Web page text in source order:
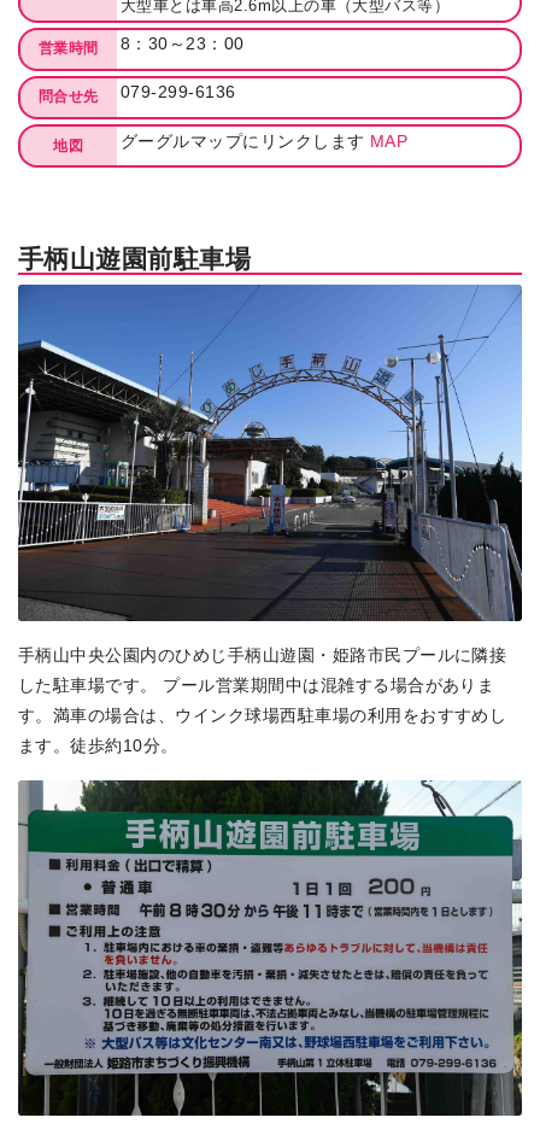
大型車とは車高2.6m以上の車（大型バス等）
営業時間 8：30～23：00
問合せ先 079-299-6136
地図 グーグルマップにリンクします MAP
手柄山遊園前駐車場
手柄山中央公園内のひめじ手柄山遊園・姫路市民プールに隣接
した駐車場です。 プール営業期間中は混雑する場合がありま
す。満車の場合は、ウインク球場西駐車場の利用をおすすめし
ます。徒歩約10分。